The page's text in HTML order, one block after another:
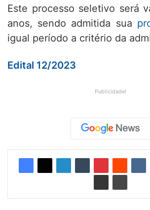
Este processo seletivo será
anos, sendo admitida sua
igual período a critério da
Edital 12/2023
Publicidade!